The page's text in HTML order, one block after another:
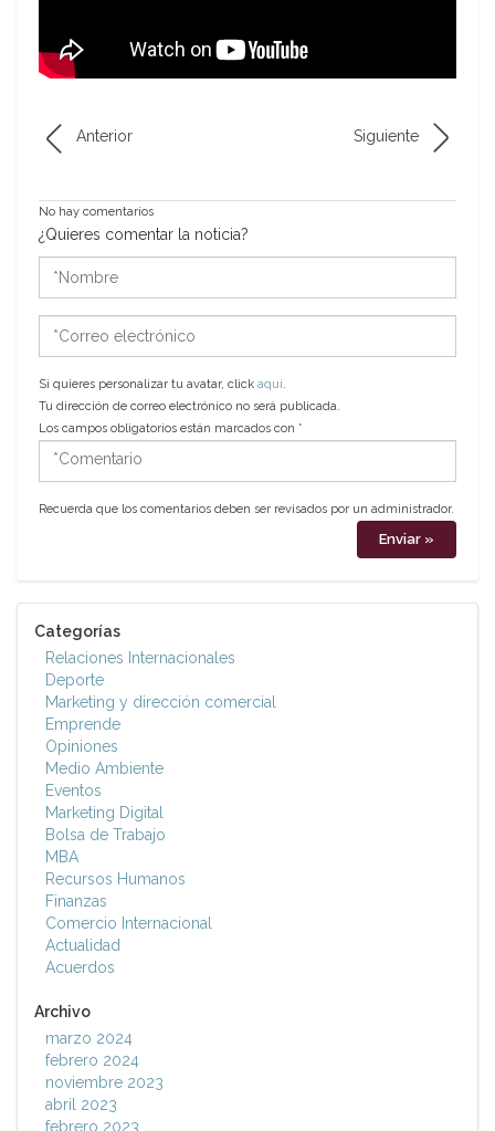
Anterior Siguiente
No hay comentarios
¿Quieres comentar la noticia?
electrónico
Si quieres personalizar tu avatar, click aquí.
Tu dirección de correo electrónico no será publicada.
Los campos obligatorios están marcados con *
*Comentario
Recuerda que los comentarios deben ser revisados por un administrador.
Categorías
Relaciones Internacionales
Deporte
Marketing y dirección comercial
Emprende
Opiniones
Medio Ambiente
Eventos
Marketing Digital
Bolsa de Trabajo
MBA
Recursos Humanos
Finanzas
Comercio Internacional
Actualidad
Acuerdos
Archivo
marzo 2024
febrero 2024
noviembre 2023
abril 2023
febrero 2023